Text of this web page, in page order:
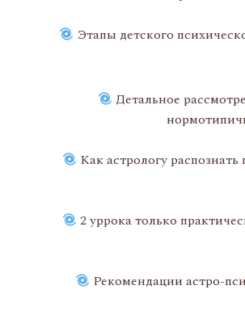
Этапы детского
Детальное
Как астрологу
2 уррока только
Рекомендации астро-